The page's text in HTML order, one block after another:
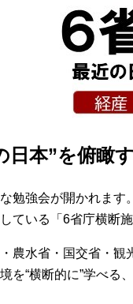
日本”を俯瞰
勉強会が開かれます。
ている「6省庁横断施
農水省・国交省・観
を“横断的に”学べる